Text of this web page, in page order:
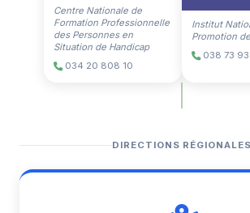
Centre Nationale de
Formation Professionnelle
des Personnes en
Situation de Handicap
034 20 808 10
Institut
Promotion
038 73
DIRECTIONS RÉGIONALES